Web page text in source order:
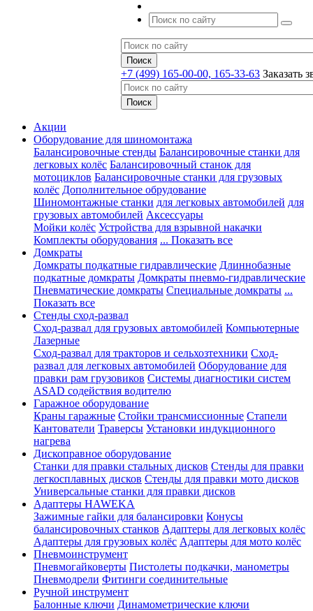
+7 (499) 165-00-00, 165-33-63 Заказать
Акции
Оборудование для шиномонтажа
Балансировочные стенды Балансировочные станки для
легковых колёс Балансировочный станок для
мотоциклов Балансировочные станки для грузовых
колёс Дополнительное обрудование
Шиномонтажные станки для легковых автомобилей для
грузовых автомобилей Аксессуары
Мойки колёс Устройства для взрывной накачки
Комплекты оборудования ... Показать все
Домкраты
Домкраты подкатные гидравлические Длиннобазные
подкатные домкраты Домкраты пневмо-гидравлические
Пневматические домкраты Специальные домкраты ...
Показать все
Стенды сход-развал
Сход-развал для грузовых автомобилей Компьютерные
Лазерные
Сход-развал для тракторов и сельхозтехники Сход-
развал для легковых автомобилей Оборудование для
правки рам грузовиков Системы диагностики систем
ASAD содействия водителю
Гаражное оборудование
Краны гаражные Стойки трансмиссионные Стапели
Кантователи Траверсы Установки индукционного
нагрева
Дископравное оборудование
Станки для правки стальных дисков Стенды для правки
легкосплавных дисков Стенды для правки мото дисков
Универсальные станки для правки дисков
Адаптеры HAWEKA
Зажимные гайки для балансировки Конусы
балансировочных станков Адаптеры для легковых колёс
Адаптеры для грузовых колёс Адаптеры для мото колёс
Пневмоинструмент
Пневмогайковерты Пистолеты подкачки, манометры
Пневмодрели Фитинги соединительные
Ручной инструмент
Балонные ключи Динамометрические ключи